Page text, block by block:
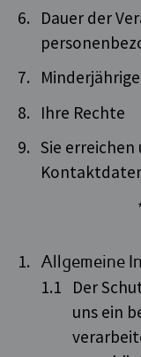
Dauer der
Minderjährige
Ihre Rechte
Sie
Allgemeine
Der
uns ein